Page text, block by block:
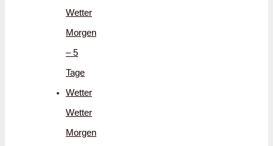
Wetter
Morgen
– 5
Tage
Wetter
Wetter
Morgen